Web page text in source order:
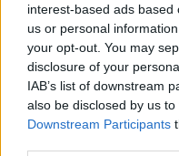
interest-based ads
us or personal
your opt-out. You may
disclosure of your
IAB’s list of downstream
also be disclosed by us
Downstream Participants
Οικονομία|02.04.2020
ΕΒΕΘ: Δωρεά
νοσοκομεία της
Πρόκειται για το
το Παπανικολάου